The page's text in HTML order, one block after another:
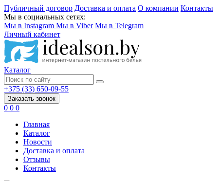
Публичный договор Доставка и оплата О компании Контакты
Мы в социальных сетях:
Мы в Instagram Мы в Viber Мы в Telegram
Личный кабинет
Каталог
+375 (33) 650-09-55
Заказать звонок
0 0 0
Главная
Каталог
Новости
Доставка и оплата
Отзывы
Контакты